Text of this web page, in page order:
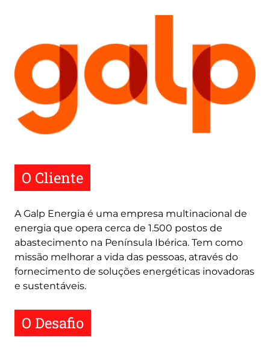
O Cliente
A Galp Energia é uma empresa multinacional de
energia que opera cerca de 1.500 postos de
abastecimento na Península Ibérica. Tem como
missão melhorar a vida das pessoas, através do
fornecimento de soluções energéticas inovadoras
e sustentáveis.
O Desafio